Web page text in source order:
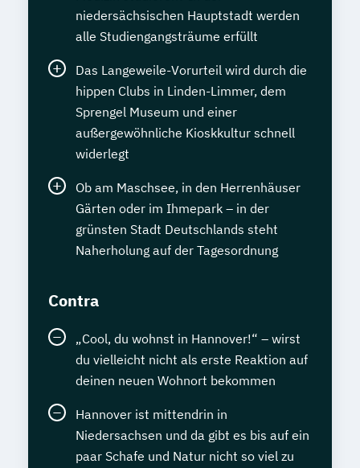
niedersächsischen Hauptstadt werden
alle Studiengangsträume erfüllt
Das Langeweile-Vorurteil wird durch die
hippen Clubs in Linden-Limmer, dem
Sprengel Museum und einer
außergewöhnliche Kioskkultur schnell
widerlegt
Ob am Maschsee, in den Herrenhäuser
Gärten oder im Ihmepark – in der
grünsten Stadt Deutschlands steht
Naherholung auf der Tagesordnung
Contra
„Cool, du wohnst in Hannover!“ – wirst
du vielleicht nicht als erste Reaktion auf
deinen neuen Wohnort bekommen
Hannover ist mittendrin in
Niedersachsen und da gibt es bis auf ein
paar Schafe und Natur nicht so viel zu